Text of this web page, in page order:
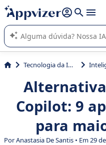
de nossa IA (várias linhas com
A IA do Appvizer o orienta no
SaaS para sua empresa.
Tecnologia da Informação (TI)
Copilot: 9
para
Por Anastasia De Santis • Em 29